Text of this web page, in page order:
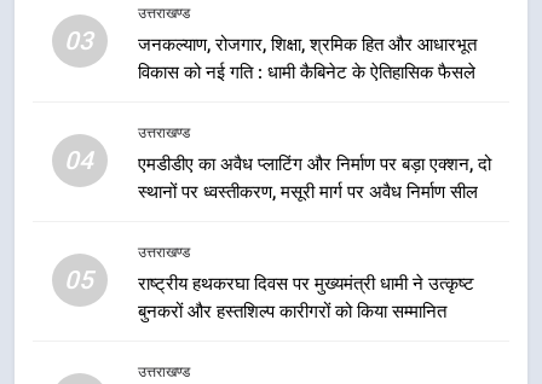
03
उत्तराखण्ड
जनकल्याण, रोजगार, शिक्षा, श्रमिक हित और आधारभूत
विकास को नई गति : धामी कैबिनेट के ऐतिहासिक फैसले
04
उत्तराखण्ड
एमडीडीए का अवैध प्लाटिंग और निर्माण पर बड़ा एक्शन, दो
स्थानों पर ध्वस्तीकरण, मसूरी मार्ग पर अवैध निर्माण सील
05
उत्तराखण्ड
राष्ट्रीय हथकरघा दिवस पर मुख्यमंत्री धामी ने उत्कृष्ट
बुनकरों और हस्तशिल्प कारीगरों को किया सम्मानित
उत्तराखण्ड
देना सरकार की सर्वोच्च प्राथमिकता, आने
वाले महीनों में हजारों पदों पर की जाएगी
8
दिल्ली-देहरादून आर्थिक कॉरिडोर से जुड़ी
गुणवत्तापूर्ण निर्माण सुनिश्चित करने के
निर्देश, सुरक्षा मानकों से कोई समझौता
1